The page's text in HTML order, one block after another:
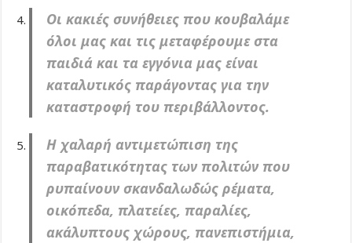
Οι κακιές συνήθειες που κουβαλάμε
όλοι μας και τις μεταφέρουμε στα
παιδιά και τα εγγόνια μας είναι
καταλυτικός παράγοντας για την
καταστροφή του περιβάλλοντος.
Η χαλαρή αντιμετώπιση της
παραβατικότητας των πολιτών που
ρυπαίνουν σκανδαλωδώς ρέματα,
οικόπεδα, πλατείες, παραλίες,
ακάλυπτους χώρους, πανεπιστήμια,